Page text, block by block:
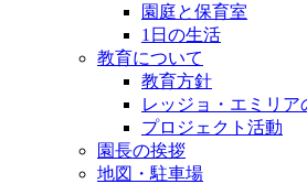
園庭と保育室
1日の生活
教育について
教育方針
レッジョ・エミリア
プロジェクト活動
園長の挨拶
地図・駐車場